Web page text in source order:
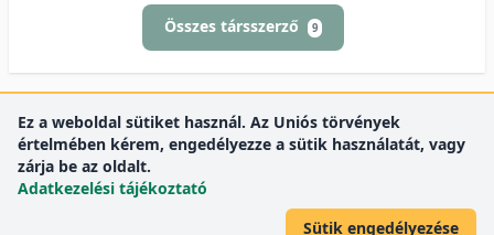
Összes társszerző 9
Ez a weboldal sütiket használ. Az Uniós törvények
értelmében kérem, engedélyezze a sütik használatát, vagy
zárja be az oldalt.
Adatkezelési tájékoztató
Sütik engedélyezése